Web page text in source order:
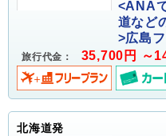
<ANA
道など
>広島
旅行代金： 35,700円 ～
北海道発